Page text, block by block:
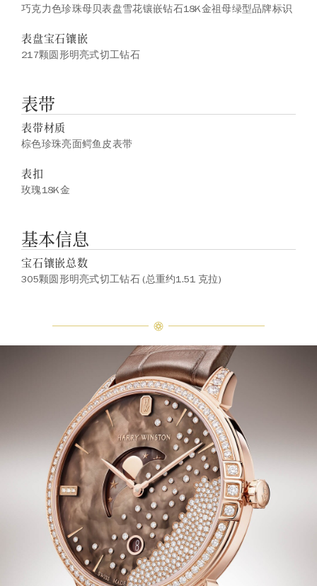
巧克力色珍珠母贝表盘雪花镶嵌钻石18K金祖母绿型品牌标识
表盘宝石镶嵌
217颗圆形明亮式切工钻石
表带
表带材质
棕色珍珠亮面鳄鱼皮表带
表扣
玫瑰18K金
基本信息
宝石镶嵌总数
305颗圆形明亮式切工钻石 (总重约1.51 克拉)